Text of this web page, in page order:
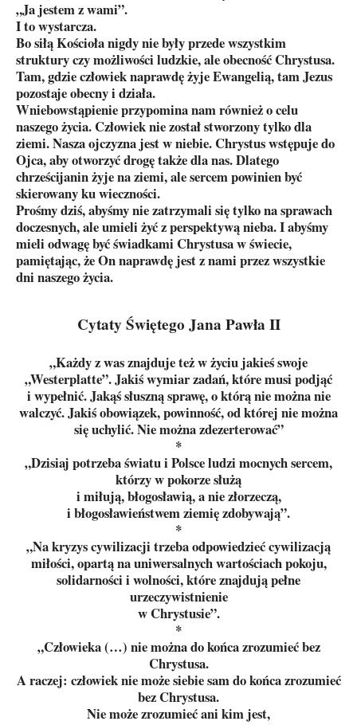
„Ja jestem z wami”.
I to wystarcza.
Bo siłą Kościoła nigdy nie były przede wszystkim
struktury czy możliwości ludzkie, ale obecność Chrystusa.
Tam, gdzie człowiek naprawdę żyje Ewangelią, tam Jezus
pozostaje obecny i działa.
Wniebowstąpienie przypomina nam również o celu
naszego życia. Człowiek nie został stworzony tylko dla
ziemi. Nasza ojczyzna jest w niebie. Chrystus wstępuje do
Ojca, aby otworzyć drogę także dla nas. Dlatego
chrześcijanin żyje na ziemi, ale sercem powinien być
skierowany ku wieczności.
Prośmy dziś, abyśmy nie zatrzymali się tylko na sprawach
doczesnych, ale umieli żyć z perspektywą nieba. I abyśmy
mieli odwagę być świadkami Chrystusa w świecie,
pamiętając, że On naprawdę jest z nami przez wszystkie
dni naszego życia.
Cytaty Świętego Jana Pawła II
„Każdy z was znajduje też w życiu jakieś swoje
„Westerplatte”. Jakiś wymiar zadań, które musi podjąć
i wypełnić. Jakąś słuszną sprawę, o którą nie można nie
walczyć. Jakiś obowiązek, powinność, od której nie można
się uchylić. Nie można zdezerterować”
*
„Dzisiaj potrzeba światu i Polsce ludzi mocnych sercem,
którzy w pokorze służą
i miłują, błogosławią, a nie złorzeczą,
i błogosławieństwem ziemię zdobywają”.
*
„Na kryzys cywilizacji trzeba odpowiedzieć cywilizacją
miłości, opartą na uniwersalnych wartościach pokoju,
solidarności i wolności, które znajdują pełne
urzeczywistnienie
w Chrystusie”.
*
„Człowieka (…) nie można do końca zrozumieć bez
Chrystusa.
A raczej: człowiek nie może siebie sam do końca zrozumieć
bez Chrystusa.
Nie może zrozumieć ani kim jest,